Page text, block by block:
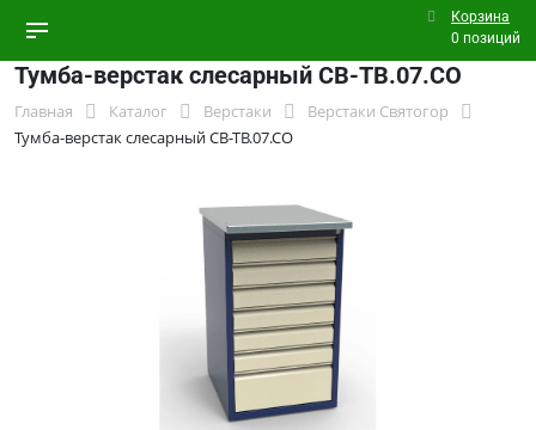
Корзина
0 позиций
Тумба-верстак слесарный СВ-ТВ.07.СО
Главная Каталог Верстаки
Верстаки Святогор
Тумба-верстак слесарный СВ-ТВ.07.СО